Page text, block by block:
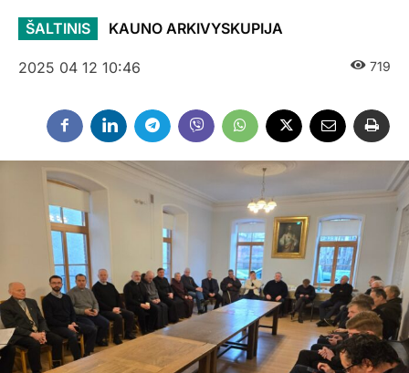
ŠALTINIS KAUNO ARKIVYSKUPIJA
2025 04 12 10:46 719